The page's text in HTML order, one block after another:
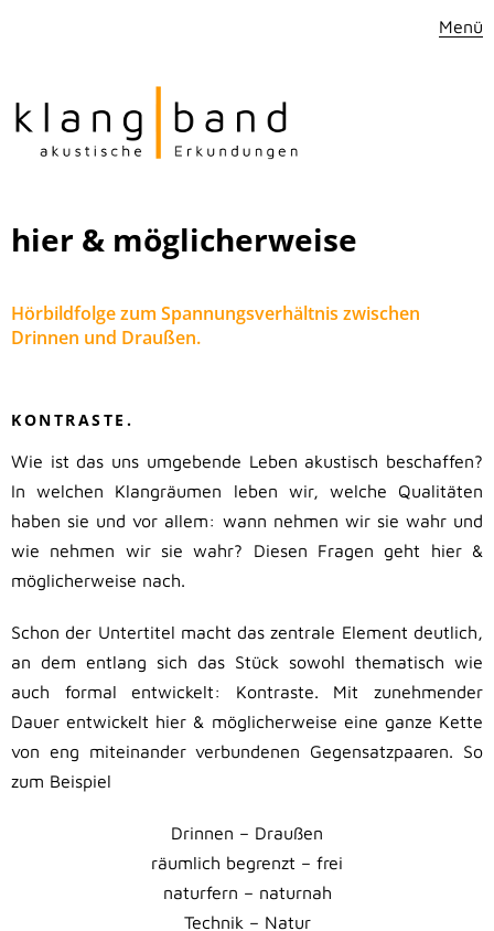
Menü
hier & möglicherweise
Hörbildfolge zum Spannungsverhältnis zwischen
Drinnen und Draußen.
KONTRASTE.
Wie ist das uns umgebende Leben akustisch beschaffen?
In welchen Klangräumen leben wir, welche Qualitäten
haben sie und vor allem: wann nehmen wir sie wahr und
wie nehmen wir sie wahr? Diesen Fragen geht hier &
möglicherweise nach.
Schon der Untertitel macht das zentrale Element deutlich,
an dem entlang sich das Stück sowohl thematisch wie
auch formal entwickelt: Kontraste. Mit zunehmender
Dauer entwickelt hier & möglicherweise eine ganze Kette
von eng miteinander verbundenen Gegensatzpaaren. So
zum Beispiel
Drinnen – Draußen
räumlich begrenzt – frei
naturfern – naturnah
Technik – Natur